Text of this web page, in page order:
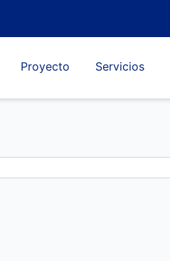
Proyecto Servicios